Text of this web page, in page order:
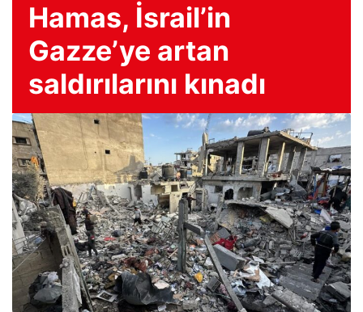
Hamas, İsrail’in
Gazze’ye artan
saldırılarını kınadı